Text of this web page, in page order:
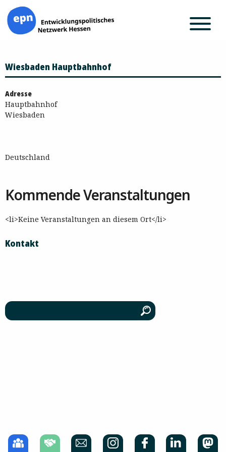
Inhalt
springen
Wiesbaden Hauptbahnhof
Adresse
Hauptbahnhof
Wiesbaden
Deutschland
Kommende Veranstaltungen
<li>Keine Veranstaltungen an diesem Ort</li>
Kontakt